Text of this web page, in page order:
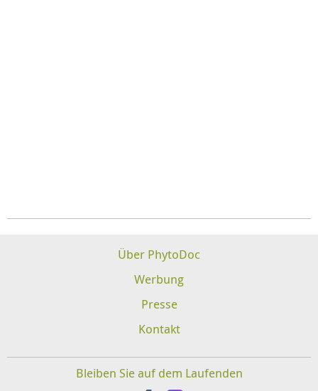
Über PhytoDoc
Werbung
Presse
Kontakt
Bleiben Sie auf dem Laufenden